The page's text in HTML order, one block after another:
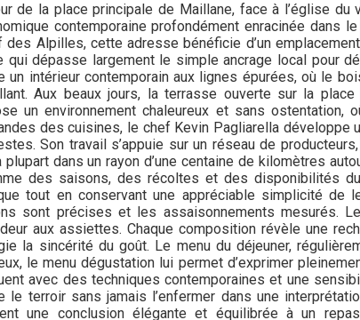
de la place principale de Maillane, face à l’église
contemporaine profondément enracinée dans
des Alpilles, cette adresse bénéficie d’un
qui dépasse largement le simple ancrage local pour
un intérieur contemporain aux lignes épurées, où le
Aux beaux jours, la terrasse ouverte sur la
un environnement chaleureux et sans
des cuisines, le chef Kevin Pagliarella
Son travail s’appuie sur un réseau de
plupart dans un rayon d’une centaine de kilomètres
des saisons, des récoltes et des disponibilités
tout en conservant une appréciable simplicité
sont précises et les assaisonnements mesurés.
aux assiettes. Chaque composition révèle une
la sincérité du goût. Le menu du déjeuner,
le menu dégustation lui permet d’exprimer
avec des techniques contemporaines et une
le terroir sans jamais l’enfermer dans une
une conclusion élégante et équilibrée à un